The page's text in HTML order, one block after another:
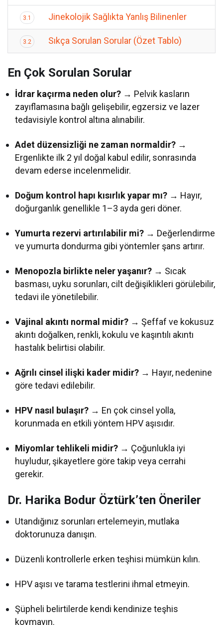
3.1 Jinekolojik Sağlıkta Yanlış Bilinenler
3.2 Sıkça Sorulan Sorular (Özet Tablo)
En Çok Sorulan Sorular
İdrar kaçırma neden olur? → Pelvik kasların
zayıflamasına bağlı gelişebilir, egzersiz ve lazer
tedavisiyle kontrol altına alınabilir.
Adet düzensizliği ne zaman normaldir? →
Ergenlikte ilk 2 yıl doğal kabul edilir, sonrasında
devam ederse incelenmelidir.
Doğum kontrol hapı kısırlık yapar mı? → Hayır,
doğurganlık genellikle 1–3 ayda geri döner.
Yumurta rezervi artırılabilir mi? → Değerlendirme
ve yumurta dondurma gibi yöntemler şans artırır.
Menopozla birlikte neler yaşanır? → Sıcak
basması, uyku sorunları, cilt değişiklikleri görülebilir,
tedavi ile yönetilebilir.
Vajinal akıntı normal midir? → Şeffaf ve kokusuz
akıntı doğalken, renkli, kokulu ve kaşıntılı akıntı
hastalık belirtisi olabilir.
Ağrılı cinsel ilişki kader midir? → Hayır, nedenine
göre tedavi edilebilir.
HPV nasıl bulaşır? → En çok cinsel yolla,
korunmada en etkili yöntem HPV aşısıdır.
Miyomlar tehlikeli midir? → Çoğunlukla iyi
huyludur, şikayetlere göre takip veya cerrahi
gerekir.
Dr. Harika Bodur Öztürk’ten Öneriler
Utandığınız sorunları ertelemeyin, mutlaka
doktorunuza danışın.
Düzenli kontrollerle erken teşhisi mümkün kılın.
HPV aşısı ve tarama testlerini ihmal etmeyin.
Şüpheli belirtilerde kendi kendinize teşhis
koymayın.